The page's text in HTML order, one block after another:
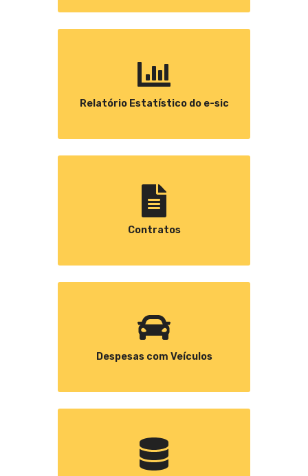
Relatório Estatístico do e-sic
Contratos
Despesas com Veículos